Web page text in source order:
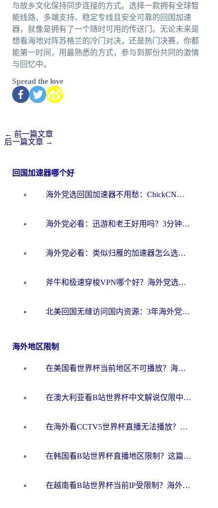
与故乡文化保持同步连接的方式。选择一款拥有全球智
能线路、多端支持、稳定专线且安全可靠的回国加速
器，就像是拥有了一个随时可用的传送门。无论未来是
想看海地对阵苏格兰的冷门对决，还是热门决赛，你都
能第一时间，用最熟悉的方式，参与到那份共同的激情
与回忆中。
Spread the love
← 前一篇文章
后一篇文章 →
回国加速器哪个好
海外党选回国加速器不用愁：ChickCN和洞见哪个好？一篇搞定所有疑问
海外党必看：迅游和老王好用吗？3分钟选对加速国内网络的加速器
海外党必看：类似归雁的加速器怎么选？一篇搞定无缝访问国内资源
斧牛和极速穿梭VPN哪个好？海外党选回国加速器必看的真实对比与避坑指南
北美回国无缝访问国内资源：3年海外党亲测的加速器选择指南
海外地区限制
在美国看世界杯当前地区不可播放？海外党体育观赛终极指南来了！
在澳大利亚看B站世界杯中文解说仅限中国大陆？这篇指南帮你打破限制看遍赛事
在海外看CCTV5世界杯直播无法播放？这篇指南让你和国内球迷同步呐喊
在韩国看B站世界杯直播地区限制？这篇指南让你告别“当前地区不可播放”
在越南看B站世界杯当前IP受限制？海外党体育观赛终极指南来了